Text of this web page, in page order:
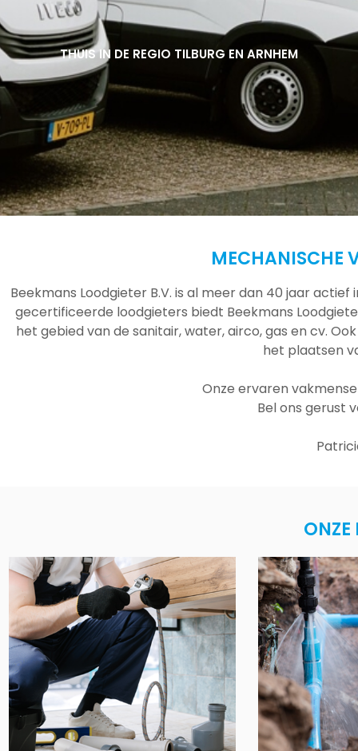
THUIS IN DE REGIO TILBURG EN ARNHEM
THUIS IN DE REGIO TILBURG EN ARNHEM
THUIS IN DE REGIO TILBURG EN ARNHEM
MECHANISCHE
Beekmans Loodgieter B.V. is al meer dan 40 jaar
gecertificeerde loodgieters biedt Beekmans
het gebied van de sanitair, water, airco, gas en cv.
het plaatsen
Onze ervaren
Bel ons gerust
ONZE